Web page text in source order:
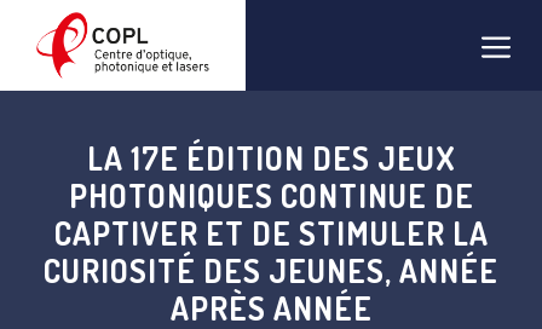
contenu
LA 17E ÉDITION DES JEUX
PHOTONIQUES CONTINUE DE
CAPTIVER ET DE STIMULER LA
CURIOSITÉ DES JEUNES, ANNÉE
APRÈS ANNÉE